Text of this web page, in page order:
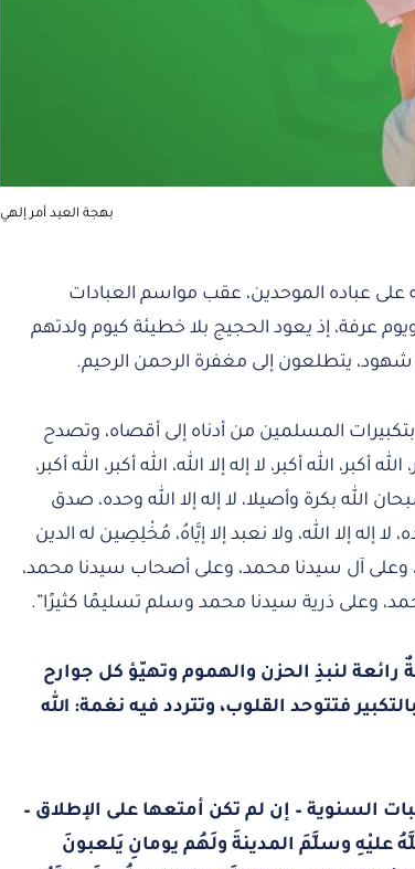
بهجة العيد أمر إلهي
على عباده الموحدين، عقب مواسم العبادات
عرفة، إذ يعود الحجيج بلا خطيئة كيوم ولدتهم
شهود، يتطلعون إلى مغفرة الرحمن الرحيم.
المسلمين من أدناه إلى أقصاه، وتصدح
الله أكبر، لا إله إلا الله، الله أكبر، الله أكبر،
الله بكرة وأصيلا، لا إله إلا الله وحده، صدق
إله إلا الله، ولا نعبد إلا إيَّاهُ، مُخْلِصِين له الدين
وعلى آل سيدنا محمد، وعلى أصحاب سيدنا محمد،
وعلى ذرية سيدنا محمد وسلم تسليمًا كثيرًا”.
لنبذِ الحزن والهموم وتهيّؤ كل جوارح
فتتوحد القلوب، وتتردد فيه نغمة: الله
السنوية – إن لم تكن أمتعها على الإطلاق –
عليْهِ وسلَّمَ المدينةَ ولَهُم يومانِ يَلعبونَ